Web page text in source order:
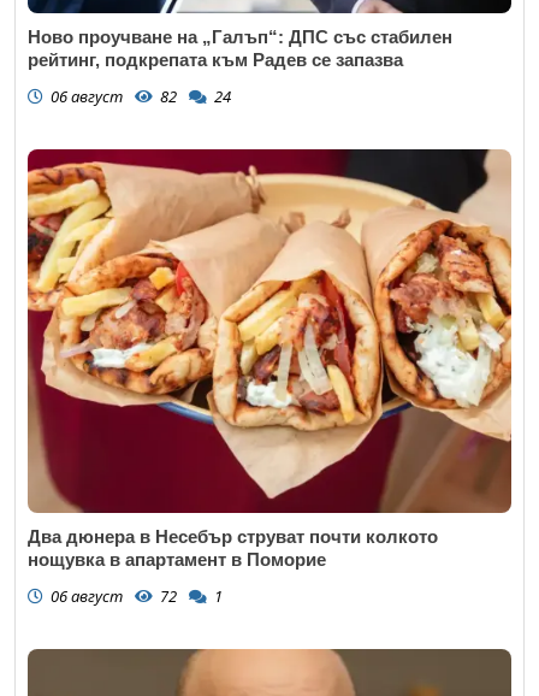
Ново проучване на „Галъп“: ДПС със стабилен
рейтинг, подкрепата към Радев се запазва
06 август 82 24
Два дюнера в Несебър струват почти колкото
нощувка в апартамент в Поморие
06 август 72 1